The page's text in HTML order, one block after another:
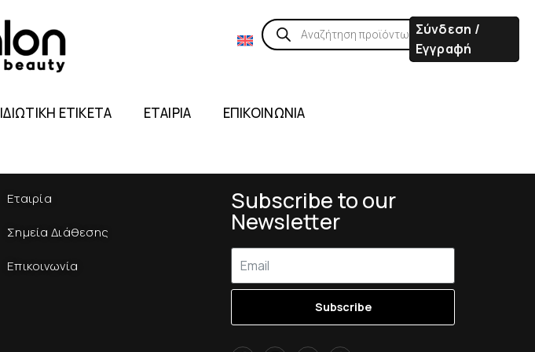
Σύνδεση /
Εγγραφή
ΙΔΙΩΤΙΚΗ ΕΤΙΚΕΤΑ ΕΤΑΙΡΙΑ ΕΠΙΚΟΙΝΩΝΙΑ
Εταιρία
Σημεία Διάθεσης
Επικοινωνία
Subscribe to our
Newsletter
Subscribe